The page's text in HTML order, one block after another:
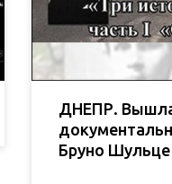
ДНЕПР. Вышла
Бруно Шульце